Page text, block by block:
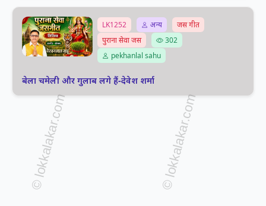
LK1252 अन्य
जस गीत
पुराना सेवा जस
302
pekhanlal sahu
बेला चमेली और गुलाब लगे हैं-देवेश शर्मा